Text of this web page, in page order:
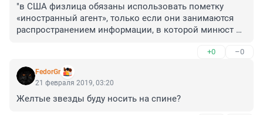
"в США физлица обязаны использовать пометку
«иностранный агент», только если они занимаются
распространением информации, в которой минюст
пишете. В США юридические лица и индивидуальные
предприниматели (в т.ч. самозанятые) обязаны
исполнять закон об иностранных агентах только в
том случае, если их бизнес исполняет функции агента
по отношению к принципалу, являющемуся
+0 –0
FedorGr
21 февраля 2019, 03:20
Желтые звезды буду носить на спине?